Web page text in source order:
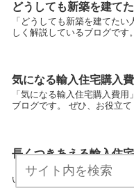
どうしても新築を建て
「どうしても新築を建てた
しく解説しているブログで
気になる輸入住宅購入費
「気になる輸入住宅購入費
ブログです。 ぜひ、お役立
長くつきあえる輸入住
「長くつきあえる輸入住宅
いるブログです。 ぜひ、お